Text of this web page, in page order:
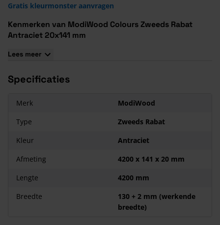
Gratis kleurmonster aanvragen
Kenmerken van ModiWood Colours Zweeds Rabat
Antraciet 20x141 mm
Lees meer
Specificaties
Merk
ModiWood
Type
Zweeds Rabat
Kleur
Antraciet
Afmeting
4200 x 141 x 20 mm
Lengte
4200 mm
Breedte
130 + 2 mm (werkende
breedte)